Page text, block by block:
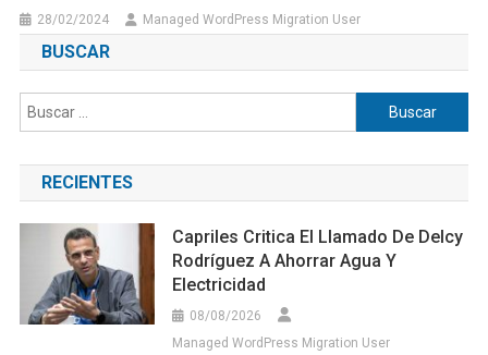
28/02/2024 Managed WordPress Migration User
BUSCAR
Buscar:
RECIENTES
Capriles Critica El Llamado De Delcy
Rodríguez A Ahorrar Agua Y
Electricidad
08/08/2026
Managed WordPress Migration User